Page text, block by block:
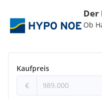
Ich freue mich auf Ihre
Mit besten Grüßen,
Amir Tarab, BA
Der
Ob
Kaufpreis
€